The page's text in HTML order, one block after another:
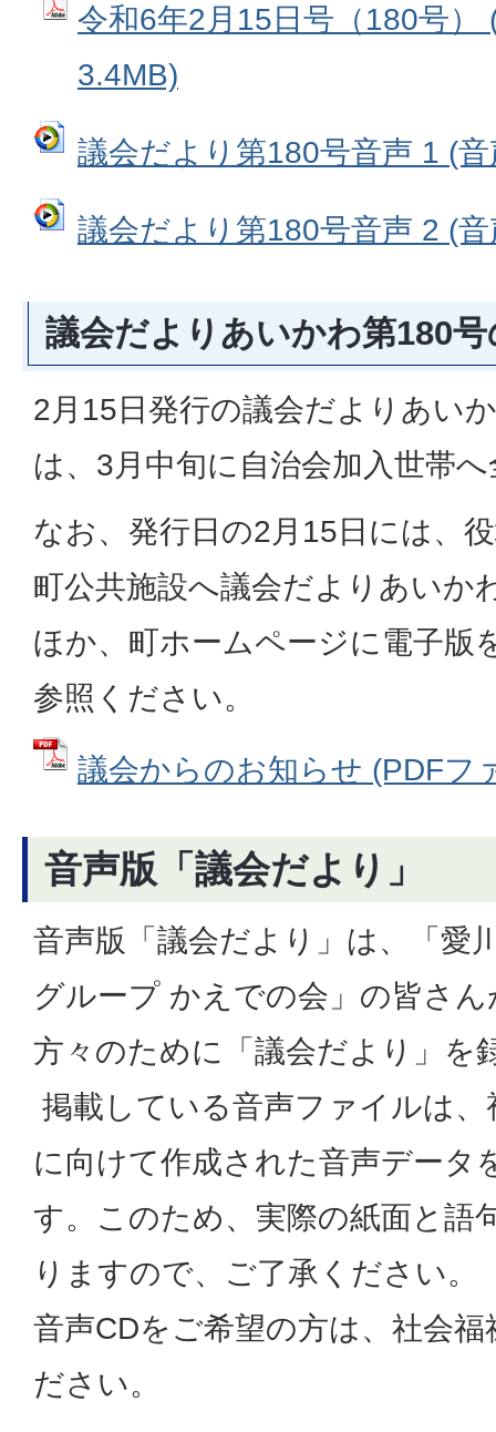
令和6年2月15日号（180号）
3.4MB)
議会だより第180号音声 1 (
議会だより第180号音声 2 (
議会だよりあいかわ第180
2月15日発行の議会だよりあい
は、3月中旬に自治会加入世帯
なお、発行日の2月15日には、
町公共施設へ議会だよりあいか
ほか、町ホームページに電子版
参照ください。
議会からのお知らせ (PDFフ
音声版「議会だより」
音声版「議会だより」は、「愛
グループ かえでの会」の皆さ
方々のために「議会だより」を
掲載している音声ファイルは
に向けて作成された音声データ
す。このため、実際の紙面と語
りますので、ご了承ください
音声CDをご希望の方は、社会
ださい。